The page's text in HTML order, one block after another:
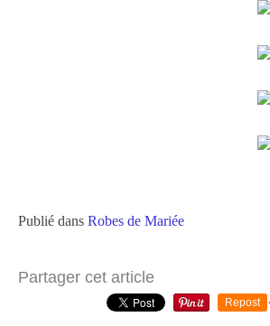
Publié dans Robes de Mariée
Partager cet article
Repost